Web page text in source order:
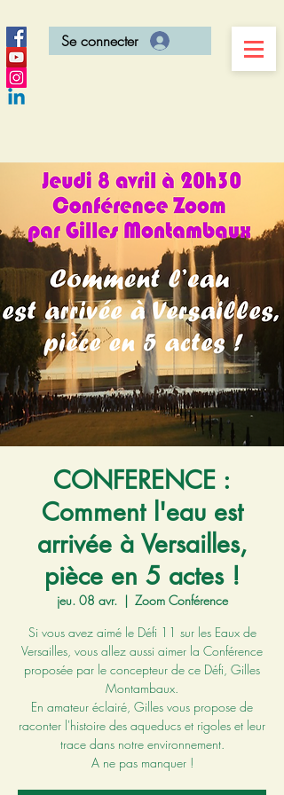
Se connecter
CONFERENCE :
Comment l'eau est
arrivée à Versailles,
pièce en 5 actes !
jeu. 08 avr.
  |
Zoom Conférence
Si vous avez aimé le Défi 11 sur les Eaux de
Versailles, vous allez aussi aimer la Conférence
proposée par le concepteur de ce Défi, Gilles
Montambaux.
En amateur éclairé, Gilles vous propose de
raconter l'histoire des aqueducs et rigoles et leur
trace dans notre environnement.